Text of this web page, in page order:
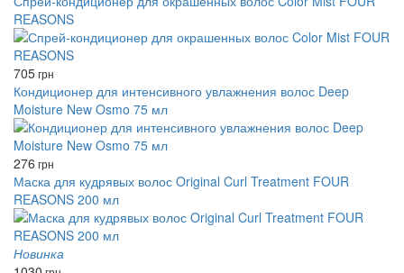
REASONS
705грн
Кондиционер для интенсивного увлажнения волос Deep
Moisture New Osmo 75 мл
276 грн
Маска для кудрявых волос Original Curl Treatment FOUR
REASONS 200 мл
Новинка